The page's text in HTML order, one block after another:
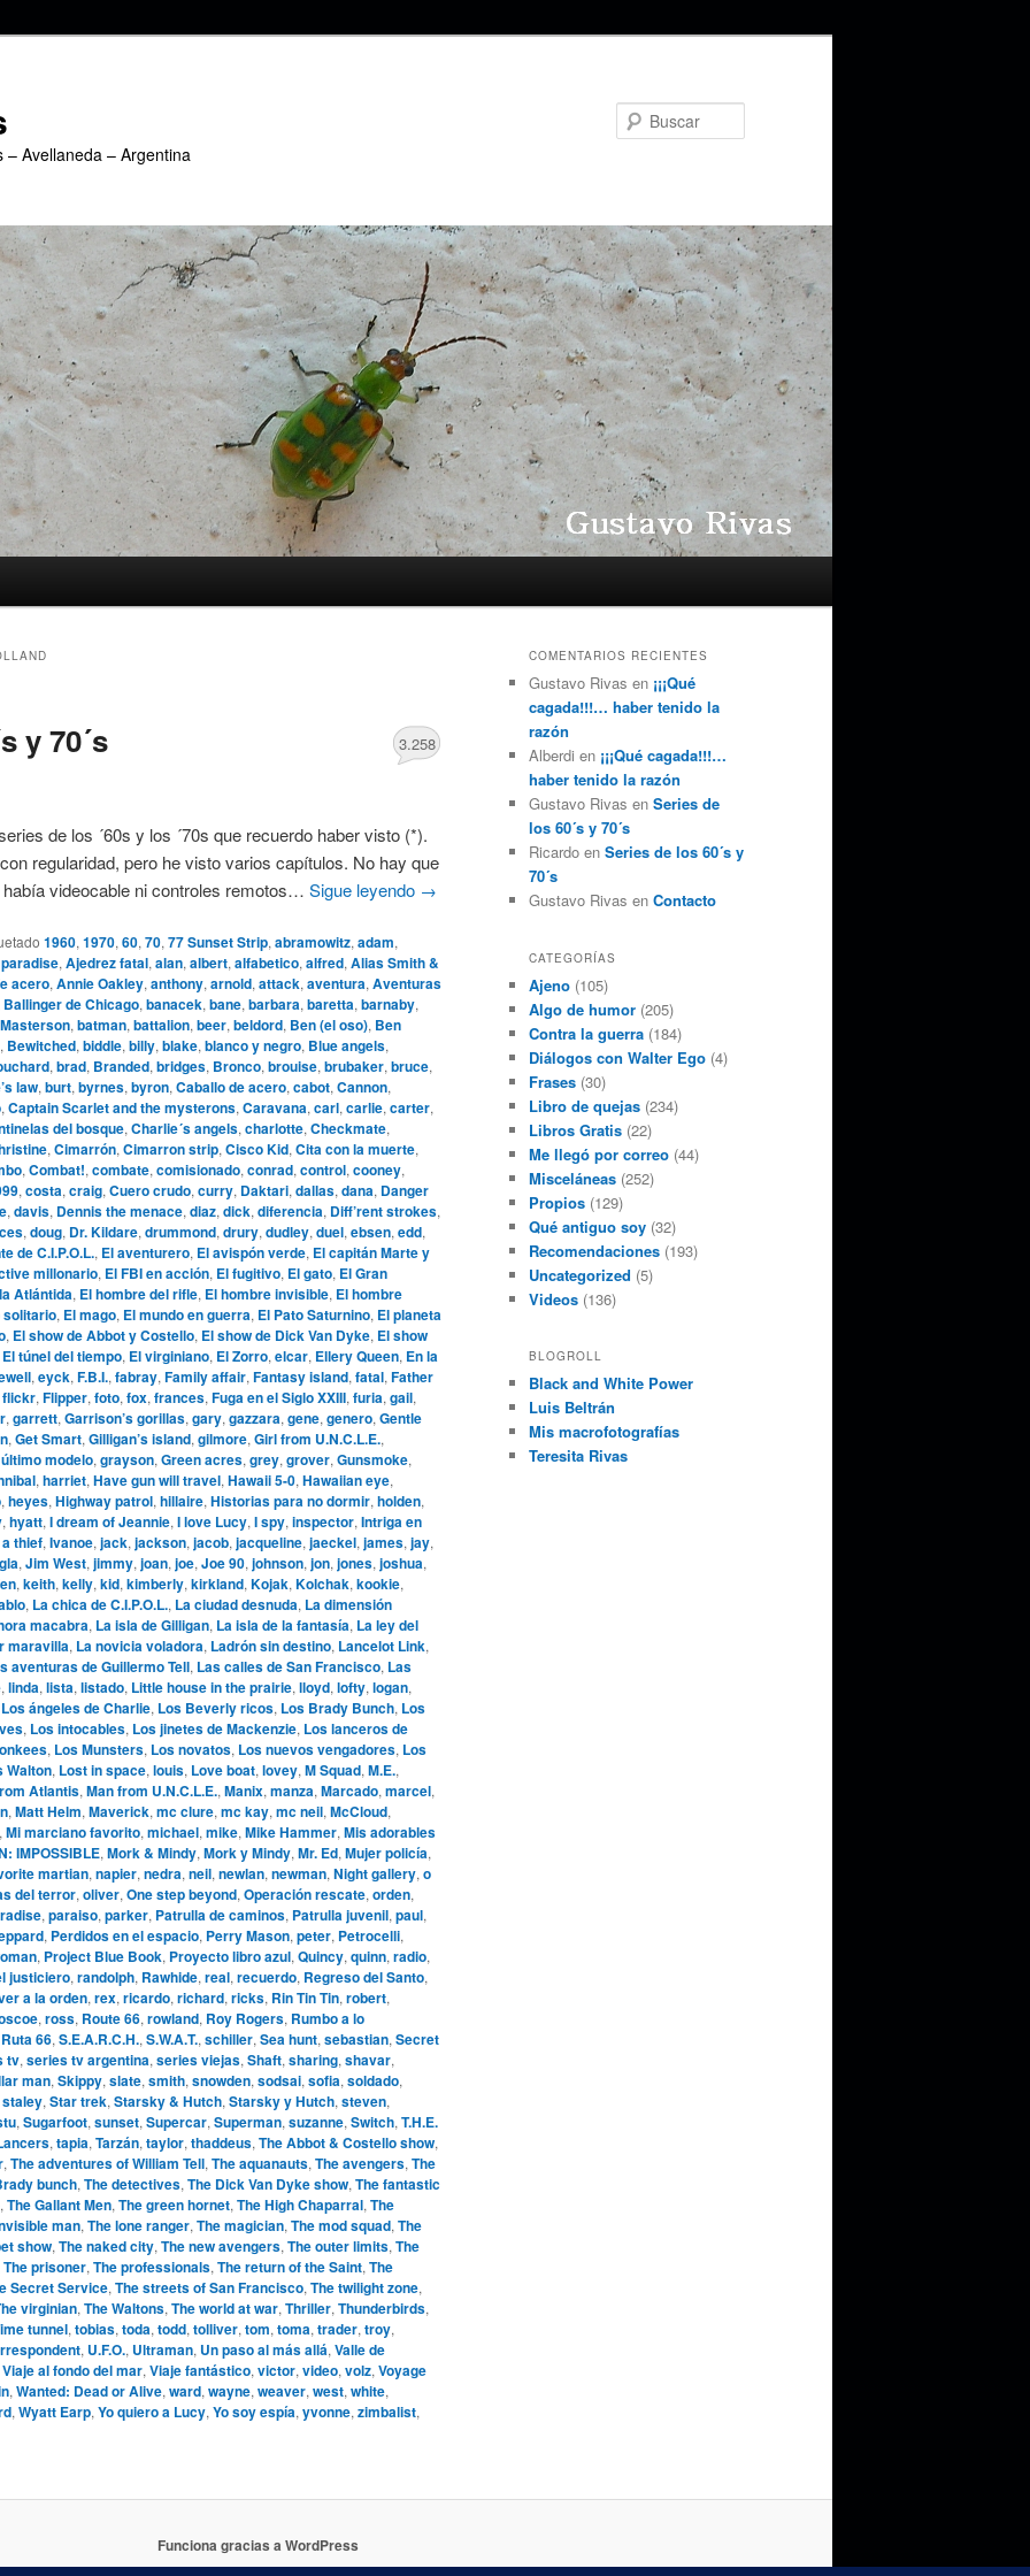
Avellaneda – Argentina
y 70´s 3.258
de los ´60s y los ´70s que recuerdo haber visto (*).
regularidad, pero he visto varios capítulos. No hay que
videocable ni controles remotos… Sigue leyendo →
1960, 1970, 60, 70, 77 Sunset Strip, abramowitz, adam,
, Ajedrez fatal, alan, albert, alfabetico, alfred, Alias Smith &
acero, Annie Oakley, anthony, arnold, attack, aventura, Aventuras
Ballinger de Chicago, banacek, bane, barbara, baretta, barnaby,
, batman, battalion, beer, beldord, Ben (el oso), Ben
, Bewitched, biddle, billy, blake, blanco y negro, Blue angels,
, brad, Branded, bridges, Bronco, brouise, brubaker, bruce,
law, burt, byrnes, byron, Caballo de acero, cabot, Cannon,
, Captain Scarlet and the mysterons, Caravana, carl, carlie, carter,
del bosque, Charlie´s angels, charlotte, Checkmate,
, Cimarrón, Cimarron strip, Cisco Kid, Cita con la muerte,
, Combat!, combate, comisionado, conrad, control, cooney,
, costa, craig, Cuero crudo, curry, Daktari, dallas, dana, Danger
, davis, Dennis the menace, diaz, dick, diferencia, Diff’rent strokes,
, doug, Dr. Kildare, drummond, drury, dudley, duel, ebsen, edd,
de C.I.P.O.L., El aventurero, El avispón verde, El capitán Marte y
millonario, El FBI en acción, El fugitivo, El gato, El Gran
Atlántida, El hombre del rifle, El hombre invisible, El hombre
solitario, El mago, El mundo en guerra, El Pato Saturnino, El planeta
, El show de Abbot y Costello, El show de Dick Van Dyke, El show
El túnel del tiempo, El virginiano, El Zorro, elcar, Ellery Queen, En la
, eyck, F.B.I., fabray, Family affair, Fantasy island, fatal, Father
flickr, Flipper, foto, fox, frances, Fuga en el Siglo XXIII, furia, gail,
, garrett, Garrison’s gorillas, gary, gazzara, gene, genero, Gentle
, Get Smart, Gilligan’s island, gilmore, Girl from U.N.C.L.E.,
modelo, grayson, Green acres, grey, grover, Gunsmoke,
, harriet, Have gun will travel, Hawaii 5-0, Hawaiian eye,
, heyes, Highway patrol, hillaire, Historias para no dormir, holden,
, hyatt, I dream of Jeannie, I love Lucy, I spy, inspector, Intriga en
thief, Ivanoe, jack, jackson, jacob, jacqueline, jaeckel, james, jay,
, Jim West, jimmy, joan, joe, Joe 90, johnson, jon, jones, joshua,
, keith, kelly, kid, kimberly, kirkland, Kojak, Kolchak, kookie,
, La chica de C.I.P.O.L., La ciudad desnuda, La dimensión
macabra, La isla de Gilligan, La isla de la fantasía, La ley del
maravilla, La novicia voladora, Ladrón sin destino, Lancelot Link,
aventuras de Guillermo Tell, Las calles de San Francisco, Las
, linda, lista, listado, Little house in the prairie, lloyd, lofty, logan,
Los ángeles de Charlie, Los Beverly ricos, Los Brady Bunch, Los
, Los intocables, Los jinetes de Mackenzie, Los lanceros de
, Los Munsters, Los novatos, Los nuevos vengadores, Los
Walton, Lost in space, louis, Love boat, lovey, M Squad, M.E.,
Atlantis, Man from U.N.C.L.E., Manix, manza, Marcado, marcel,
, Matt Helm, Maverick, mc clure, mc kay, mc neil, McCloud,
, Mi marciano favorito, michael, mike, Mike Hammer, Mis adorables
IMPOSSIBLE, Mork & Mindy, Mork y Mindy, Mr. Ed, Mujer policía,
martian, napier, nedra, neil, newlan, newman, Night gallery, o
del terror, oliver, One step beyond, Operación rescate, orden,
, paraiso, parker, Patrulla de caminos, Patrulla juvenil, paul,
, Perdidos en el espacio, Perry Mason, peter, Petrocelli,
, Project Blue Book, Proyecto libro azul, Quincy, quinn, radio,
justiciero, randolph, Rawhide, real, recuerdo, Regreso del Santo,
a la orden, rex, ricardo, richard, ricks, Rin Tin Tin, robert,
, ross, Route 66, rowland, Roy Rogers, Rumbo a lo
Ruta 66, S.E.A.R.C.H., S.W.A.T., schiller, Sea hunt, sebastian, Secret
tv, series tv argentina, series viejas, Shaft, sharing, shavar,
man, Skippy, slate, smith, snowden, sodsai, sofia, soldado,
staley, Star trek, Starsky & Hutch, Starsky y Hutch, steven,
, Sugarfoot, sunset, Supercar, Superman, suzanne, Switch, T.H.E.
, tapia, Tarzán, taylor, thaddeus, The Abbot & Costello show,
, The adventures of William Tell, The aquanauts, The avengers, The
bunch, The detectives, The Dick Van Dyke show, The fantastic
, The Gallant Men, The green hornet, The High Chaparral, The
man, The lone ranger, The magician, The mod squad, The
show, The naked city, The new avengers, The outer limits, The
The prisoner, The professionals, The return of the Saint, The
Secret Service, The streets of San Francisco, The twilight zone,
virginian, The Waltons, The world at war, Thriller, Thunderbirds,
tunnel, tobias, toda, todd, tolliver, tom, toma, trader, troy,
, U.F.O., Ultraman, Un paso al más allá, Valle de
Viaje al fondo del mar, Viaje fantástico, victor, video, volz, Voyage
, Wanted: Dead or Alive, ward, wayne, weaver, west, white,
, Wyatt Earp, Yo quiero a Lucy, Yo soy espía, yvonne, zimbalist,
COMENTARIOS RECIENTES
Gustavo Rivas en ¡¡¡Qué
cagada!!!… haber tenido la
razón
Alberdi en ¡¡¡Qué cagada!!!…
haber tenido la razón
Gustavo Rivas en Series de
los 60´s y 70´s
Ricardo en Series de los 60´s y
70´s
Gustavo Rivas en Contacto
CATEGORÍAS
Ajeno (105)
Algo de humor (205)
Contra la guerra (184)
Diálogos con Walter Ego (4)
Frases (30)
Libro de quejas (234)
Libros Gratis (22)
Me llegó por correo (44)
Misceláneas (252)
Propios (129)
Qué antiguo soy (32)
Recomendaciones (193)
Uncategorized (5)
Videos (136)
BLOGROLL
Black and White Power
Luis Beltrán
Mis macrofotografías
Teresita Rivas
Funciona gracias a WordPress